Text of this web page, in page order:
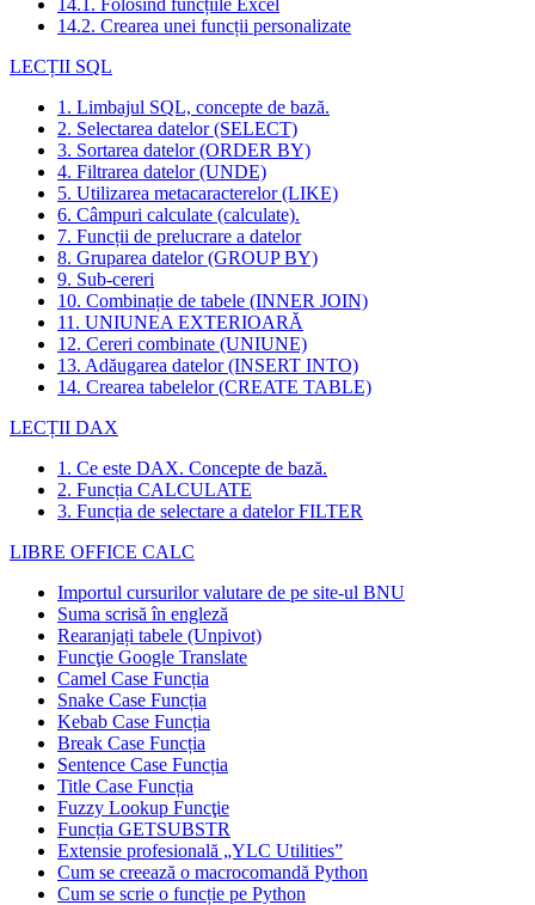
14.2. Crearea unei funcții personalizate
LECȚII SQL
1. Limbajul SQL, concepte de bază.
2. Selectarea datelor (SELECT)
3. Sortarea datelor (ORDER BY)
4. Filtrarea datelor (UNDE)
5. Utilizarea metacaracterelor (LIKE)
6. Câmpuri calculate (calculate).
7. Funcții de prelucrare a datelor
8. Gruparea datelor (GROUP BY)
9. Sub-cereri
10. Combinație de tabele (INNER JOIN)
11. UNIUNEA EXTERIOARĂ
12. Cereri combinate (UNIUNE)
13. Adăugarea datelor (INSERT INTO)
14. Crearea tabelelor (CREATE TABLE)
LECȚII DAX
1. Ce este DAX. Concepte de bază.
2. Funcția CALCULATE
3. Funcția de selectare a datelor FILTER
LIBRE OFFICE CALC
Importul cursurilor valutare de pe site-ul BNU
Suma scrisă în engleză
Rearanjați tabele (Unpivot)
Funcţie Google Translate
Camel Case Funcția
Snake Case Funcția
Kebab Case Funcția
Break Case Funcția
Sentence Case Funcția
Title Case Funcția
Fuzzy Lookup Funcţie
Funcția GETSUBSTR
Extensie profesională „YLC Utilities”
Cum se creează o macrocomandă Python
Cum se scrie o funcție pe Python